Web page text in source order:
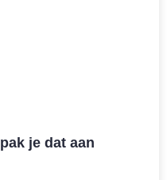
je dat aan